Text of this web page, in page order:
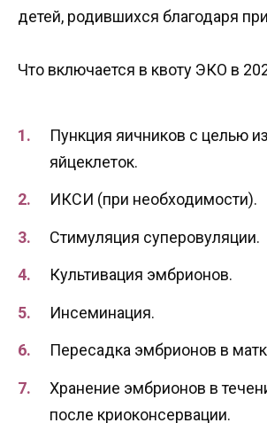
детей, родившихся благодаря
Что включается в квоту ЭКО в
Пункция яичников с целью
яйцеклеток.
ИКСИ (при необходимости).
Стимуляция суперовуляции.
Культивация эмбрионов.
Инсеминация.
Пересадка эмбрионов в
Хранение эмбрионов в
после криоконсервации.